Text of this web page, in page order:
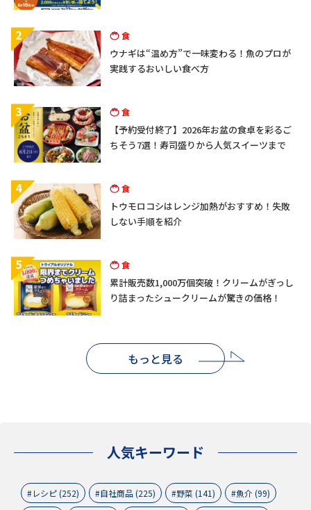
2 食
ウナギは“温め方”で一味変わる！魚のプロが
実践するおいしい食べ方
3 食
【予約受付終了】2026年お盆の食卓を彩るご
ちそう7選！寿司盛りから人気スイーツまで
4 食
トウモロコシはレンジ加熱がおすすめ！失敗
しない手順を紹介
5 食
累計販売数1,000万個突破！クリームがぎっし
り詰まったシュークリームが驚きの価格！
もっと見る
人気キーワード
レシピ (252) 自社商品 (225) 野菜 (141)
魚介 (99)